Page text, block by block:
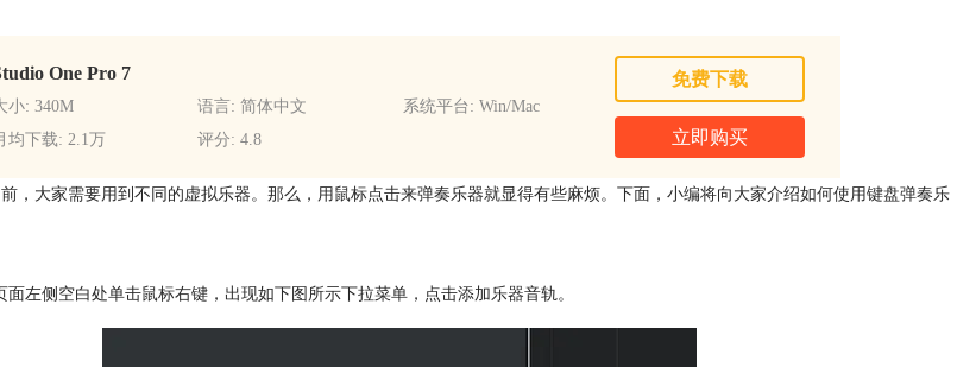
One Pro 7
小: 340M 语言: 简体中文
系统平台: Win/Mac
均下载: 2.1万
评分: 4.8
免费下载
立即购买
，大家需要用到不同的虚拟乐器。那么，用鼠标点击来弹奏乐器就显得有些麻烦。下面，小编将向大家介绍如何使用键盘弹奏乐
左侧空白处单击鼠标右键，出现如下图所示下拉菜单，点击添加乐器音轨。